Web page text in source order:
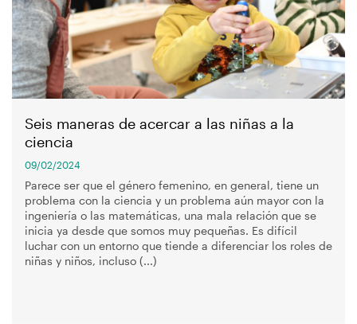
navegación
Seis maneras de acercar a las niñas a la
ciencia
09/02/2024
Parece ser que el género femenino, en general, tiene un
problema con la ciencia y un problema aún mayor con la
ingeniería o las matemáticas, una mala relación que se
inicia ya desde que somos muy pequeñas. Es difícil
luchar con un entorno que tiende a diferenciar los roles de
niñas y niños, incluso (...)